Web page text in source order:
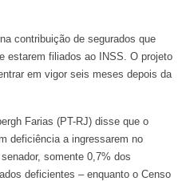
contribuição de segurados que
estarem filiados ao INSS. O projeto
em vigor seis meses depois da
Farias (PT-RJ) disse que o
deficiência a ingressarem no
somente 0,7% dos
deficientes – enquanto o Censo